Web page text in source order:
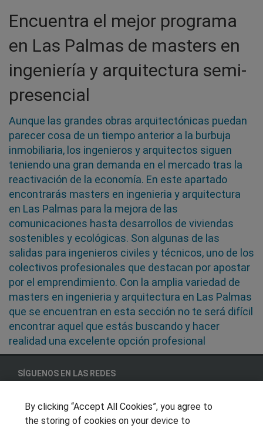
Encuentra el mejor programa
en Las Palmas de masters en
ingeniería y arquitectura semi-
presencial
Aunque las grandes obras arquitectónicas puedan
parecer cosa de un tiempo anterior a la burbuja
inmobiliaria, los ingenieros y arquitectos siguen
teniendo una gran demanda en el mercado tras la
reactivación de la economía. En este apartado
encontrarás masters en ingenieria y arquitectura
en Las Palmas para la mejora de las
comunicaciones hasta desarrollos de viviendas
sostenibles y ecológicas. Son algunas de las
salidas para ingenieros civiles y técnicos, uno de los
colectivos profesionales que destacan por apostar
por el emprendimiento. Con la amplia variedad de
masters en ingenieria y arquitectura en Las Palmas
que se encuentran en esta sección no te será difícil
encontrar aquel que estás buscando y hacer
realidad una excelente opción profesional
SÍGUENOS EN LAS REDES
OTROS GRUPOS DE INTERES
By clicking “Accept All Cookies”, you agree to
the storing of cookies on your device to